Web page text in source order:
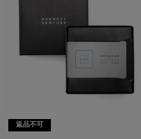
返品不可